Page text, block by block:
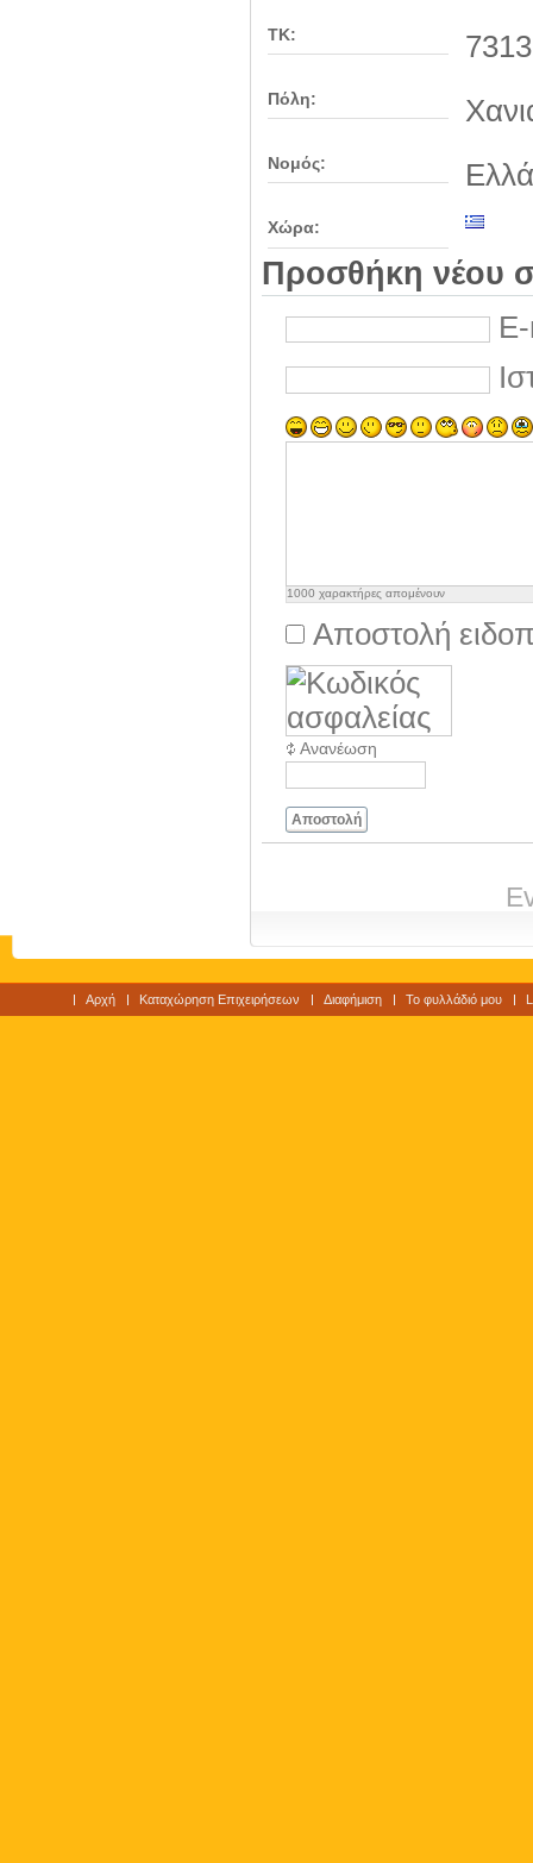
ΤΚ:
Πόλη:
Νομός:
Χώρα:
Προσθήκη νέου
1000 χαρακτήρες απομένουν
Αποστολή
Ανανέωση
Αποστολή
Αρχή Καταχώρηση Επιχειρήσεων Διαφήμιση Το φυλλάδιό μου